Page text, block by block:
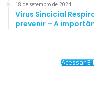
18 de setembro de 2024
Vírus Sincicial
prevenir – A
Acessar